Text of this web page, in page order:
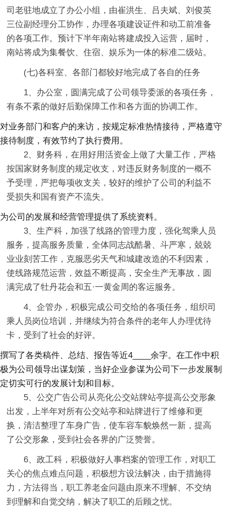
司老驻地成立了办公小组，由崔洪生、吕夫斌、刘俊英
三位副经理分工协作，办理各项建设证件和动工前准备
的各项工作。预计下半年南站将建成投入运营，届时，
南站将成为集餐饮、住宿、娱乐为一体的标准二级站。
(七)各科室、各部门都较好地完成了各自的任务
1、办公室，圆满完成了公司领导委派的各项任务，
有条不紊的做好后勤保障工作和各方面的协调工作。
对业务部门和客户的来访，按规定标准热情接待，严格遵守
接待制度，有效节约了执行费用。
2、财务科，在用好用活资金上做了大量工作，严格
按国家财务制度的规定收支，对违反财务制度的一概不
予受理，严把每项收支关，较好的维护了公司的利益不
受损失和国有资产不流失。
为公司的发展和经营管理提供了系统资料。
3、生产科，加强了线路的管理力度，强化驾乘人员
服务，提高服务质量，全体同志战酷暑、斗严寒，兢兢
业业刻苦工作，克服恶劣天气和城建改造的不利因素，
使线路规范运营，效益不断提高，安全生产无事故，圆
满完成了牡丹花会和五·一黄金周的客运服务。
4、企管办，积极完成公司交给的各项任务，组织司
乘人员岗位培训，并继续为符合条件的老年人办理优待
卡，受到了社会的好评。
撰写了各类稿件、总结、报告等近4____余字。在工作中积
极为公司领导出谋划策，当好企业参谋为公司下一步发展制
定切实可行的发展计划和目标。
5、公交广告公司从亮化公交站牌站亭提高公交形象
出发，上半年对所有公交站亭和站牌进行了维修和更
换，清洁整理了车身广告，使车容车貌焕然一新，提高
了公交形象，受到社会各界的广泛赞誉。
6、政工科，积极做好人事档案的管理工作，对职工
关心的焦点难点问题，积极想方设法解决，由于措施得
力，方法得当，职工养老金问题由原来不理解、不交纳
到理解和自觉交纳，解决了职工的后顾之忧。